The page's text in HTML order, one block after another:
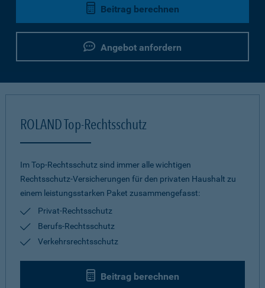
Beitrag berechnen
Angebot anfordern
ROLAND Top-Rechtsschutz
Im Top-Rechtsschutz sind immer alle wichtigen
Rechtsschutz-Versicherungen für den privaten Haushalt zu
einem leistungsstarken Paket zusammengefasst:
Privat-Rechtsschutz
Berufs-Rechtsschutz
Verkehrsrechtsschutz
Beitrag berechnen